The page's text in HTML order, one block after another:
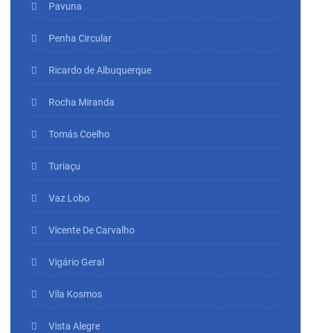
Pavuna
Penha Circular
Ricardo de Albuquerque
Rocha Miranda
Tomás Coelho
Turiaçu
Vaz Lobo
Vicente De Carvalho
Vigário Geral
Vila Kosmos
Vista Alegre